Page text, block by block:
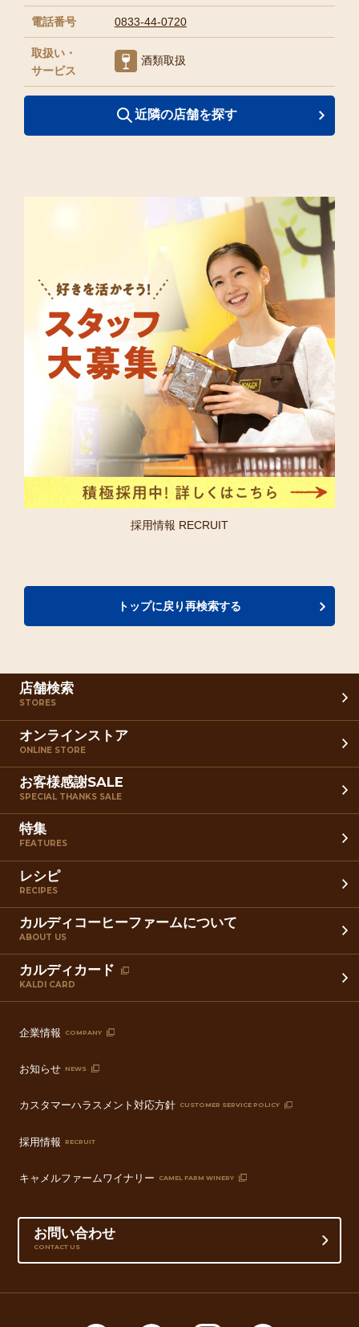
電話番号 0833-44-0720
取扱い・
サービス
酒類取扱
採用情報 RECRUIT
トップに戻り再検索する
店舗検索
STORES
オンラインストア
ONLINE STORE
お客様感謝SALE
SPECIAL THANKS SALE
特集
FEATURES
レシピ
RECIPES
カルディコーヒーファームについて
ABOUT US
カルディカード
KALDI CARD
企業情報 COMPANY
お知らせ NEWS
カスタマーハラスメント対応方針 CUSTOMER SERVICE POLICY
採用情報 RECRUIT
キャメルファームワイナリー CAMEL FARM WINERY
お問い合わせ
CONTACT US